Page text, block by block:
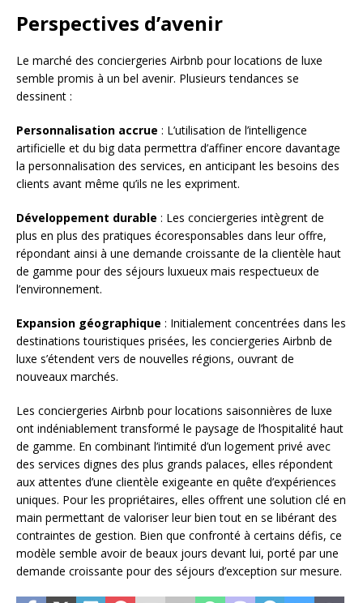
Perspectives d’avenir
Le marché des conciergeries Airbnb pour locations de luxe
semble promis à un bel avenir. Plusieurs tendances se
dessinent :
Personnalisation accrue : L’utilisation de l’intelligence
artificielle et du big data permettra d’affiner encore davantage
la personnalisation des services, en anticipant les besoins des
clients avant même qu’ils ne les expriment.
Développement durable : Les conciergeries intègrent de
plus en plus des pratiques écoresponsables dans leur offre,
répondant ainsi à une demande croissante de la clientèle haut
de gamme pour des séjours luxueux mais respectueux de
l’environnement.
Expansion géographique : Initialement concentrées dans les
destinations touristiques prisées, les conciergeries Airbnb de
luxe s’étendent vers de nouvelles régions, ouvrant de
nouveaux marchés.
Les conciergeries Airbnb pour locations saisonnières de luxe
ont indéniablement transformé le paysage de l’hospitalité haut
de gamme. En combinant l’intimité d’un logement privé avec
des services dignes des plus grands palaces, elles répondent
aux attentes d’une clientèle exigeante en quête d’expériences
uniques. Pour les propriétaires, elles offrent une solution clé en
main permettant de valoriser leur bien tout en se libérant des
contraintes de gestion. Bien que confronté à certains défis, ce
modèle semble avoir de beaux jours devant lui, porté par une
demande croissante pour des séjours d’exception sur mesure.